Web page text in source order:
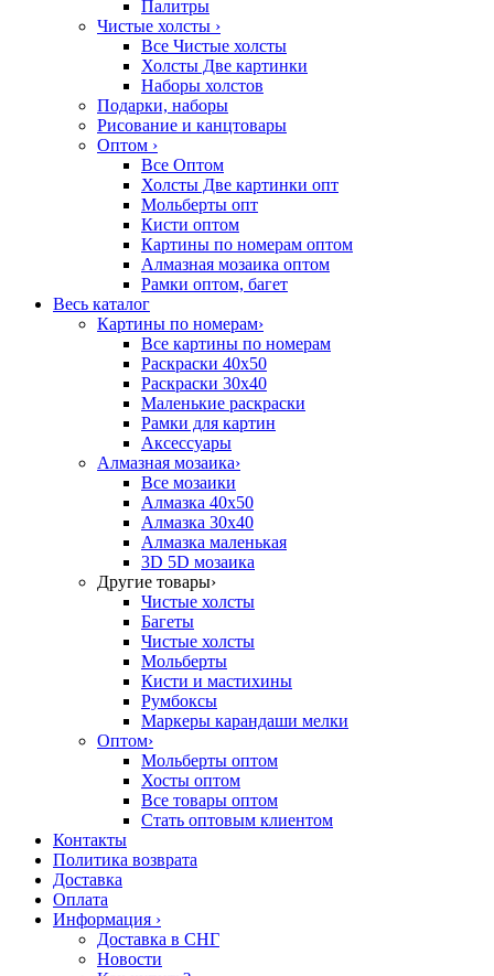
Палитры
Чистые холсты ›
Все Чистые холсты
Холсты Две картинки
Наборы холстов
Подарки, наборы
Рисование и канцтовары
Оптом ›
Все Оптом
Холсты Две картинки опт
Мольберты опт
Кисти оптом
Картины по номерам оптом
Алмазная мозаика оптом
Рамки оптом, багет
Весь каталог
Картины по номерам›
Все картины по номерам
Раскраски 40х50
Раскраски 30х40
Маленькие раскраски
Рамки для картин
Аксессуары
Алмазная мозаика›
Все мозаики
Алмазка 40х50
Алмазка 30х40
Алмазка маленькая
3D 5D мозаика
Другие товары›
Чистые холсты
Багеты
Чистые холсты
Мольберты
Кисти и мастихины
Румбоксы
Маркеры карандаши мелки
Оптом›
Мольберты оптом
Хосты оптом
Все товары оптом
Стать оптовым клиентом
Контакты
Политика возврата
Доставка
Оплата
Информация ›
Доставка в СНГ
Новости